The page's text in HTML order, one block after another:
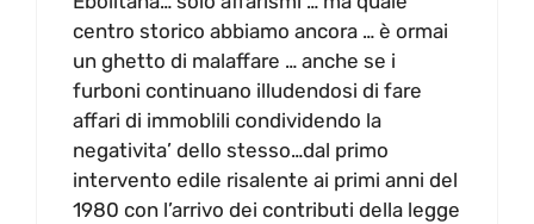
centro storico abbiamo ancora … è ormai
un ghetto di malaffare … anche se i
furboni continuano illudendosi di fare
affari di immoblili condividendo la
negativita’ dello stesso…dal primo
intervento edile risalente ai primi anni del
1980 con l’arrivo dei contributi della legge